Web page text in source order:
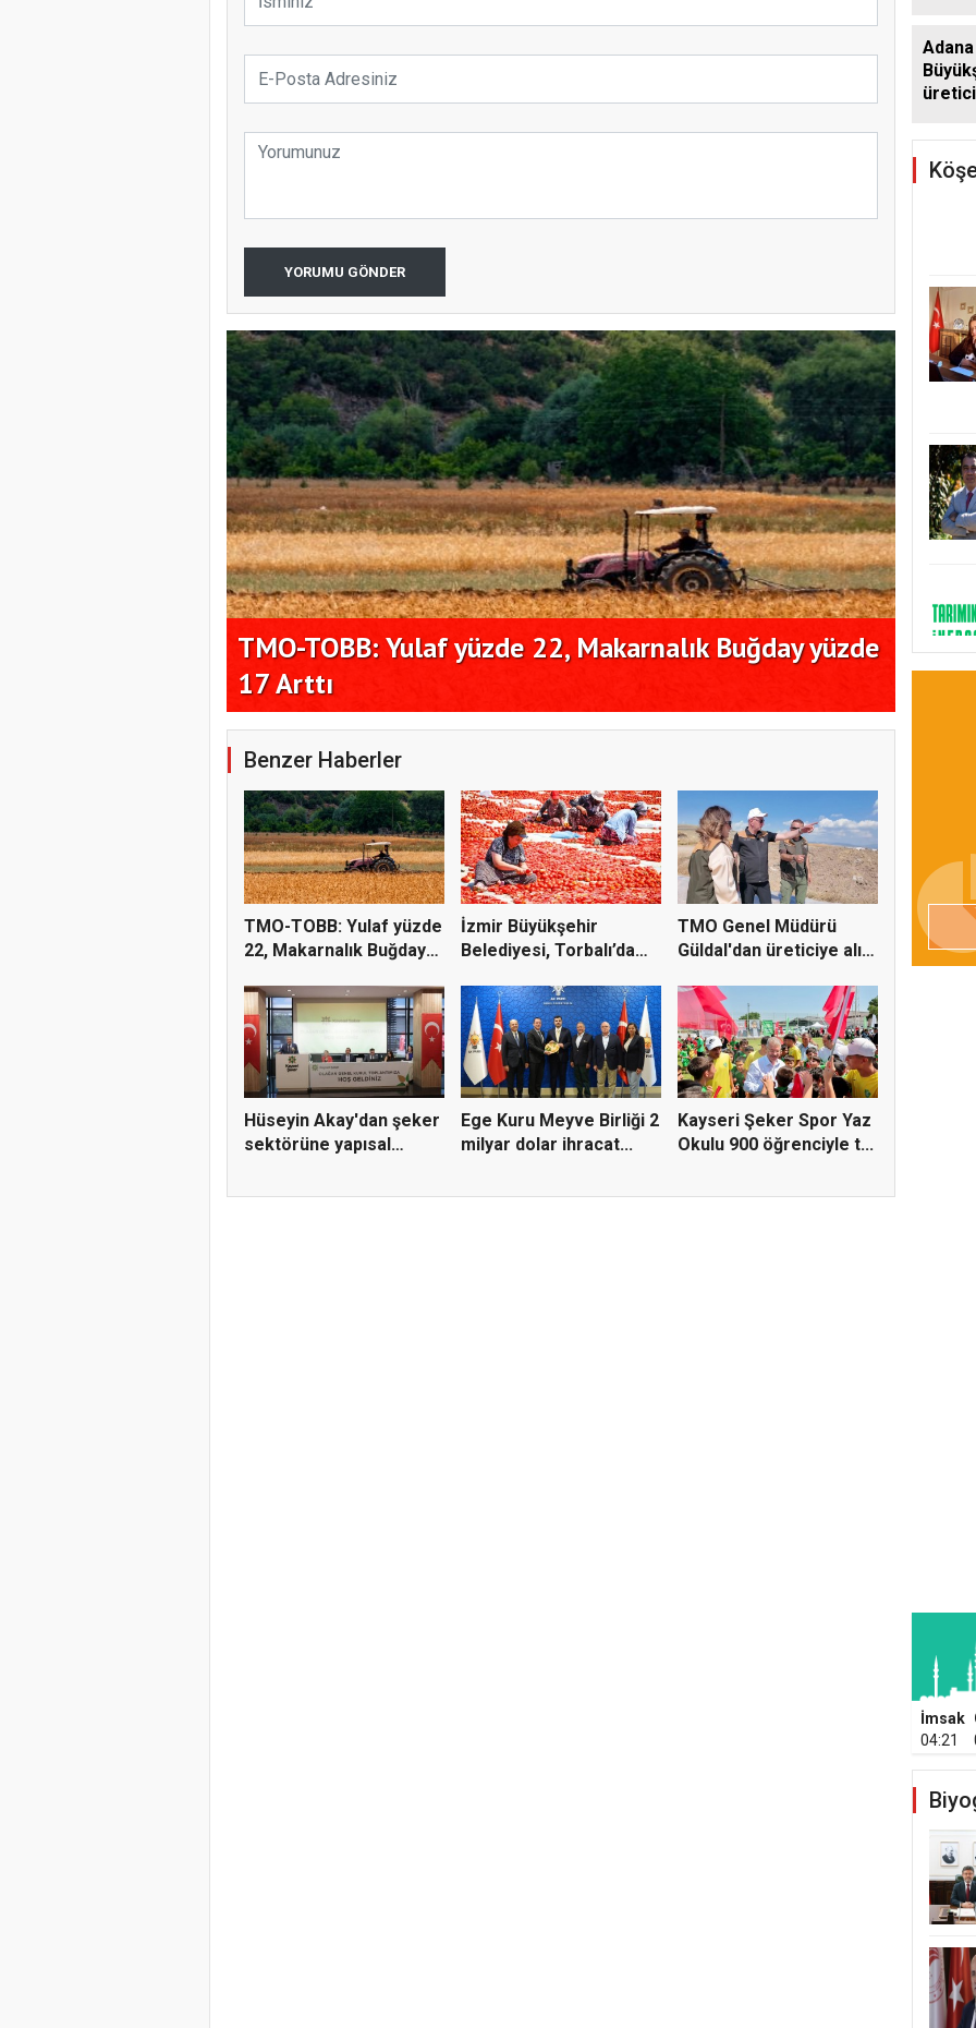
YORUMU GÖNDER
TMO-TOBB: Yulaf yüzde 22, Makarnalık Buğday yüzde
17 Arttı
Benzer Haberler
TMO-TOBB: Yulaf yüzde
22, Makarnalık Buğday
İzmir Büyükşehir
Belediyesi, Torbalı’da
TMO Genel Müdürü
Güldal'dan üreticiye alım
Hüseyin Akay'dan şeker
sektörüne yapısal
Ege Kuru Meyve Birliği 2
milyar dolar ihracat...
Kayseri Şeker Spor Yaz
Okulu 900 öğrenciyle t...
Adana
İmsak
04:21